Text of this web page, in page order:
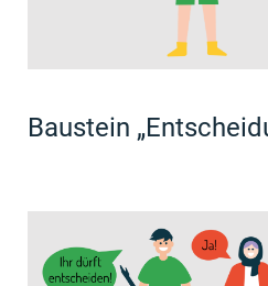
Baustein